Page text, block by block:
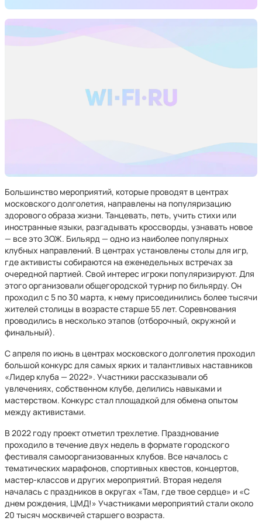
Большинство мероприятий, которые проводят в центрах
московского долголетия, направлены на популяризацию
здорового образа жизни. Танцевать, петь, учить стихи или
иностранные языки, разгадывать кроссворды, узнавать новое
— все это ЗОЖ. Бильярд — одно из наиболее популярных
клубных направлений. В центрах установлены столы для игр,
где активисты собираются на еженедельных встречах за
очередной партией. Свой интерес игроки популяризируют. Для
этого организовали общегородской турнир по бильярду. Он
проходил с 5 по 30 марта, к нему присоединились более тысячи
жителей столицы в возрасте старше 55 лет. Соревнования
проводились в несколько этапов (отборочный, окружной и
финальный).
С апреля по июнь в центрах московского долголетия проходил
большой конкурс для самых ярких и талантливых наставников
«Лидер клуба — 2022». Участники рассказывали об
увлечениях, собственном клубе, делились навыками и
мастерством. Конкурс стал площадкой для обмена опытом
между активистами.
В 2022 году проект отметил трехлетие. Празднование
проходило в течение двух недель в формате городского
фестиваля самоорганизованных клубов. Все началось с
тематических марафонов, спортивных квестов, концертов,
мастер-классов и других мероприятий. Вторая неделя
началась с праздников в округах «Там, где твое сердце» и «С
днем рождения, ЦМД!» Участниками мероприятий стали около
20 тысяч москвичей старшего возраста.